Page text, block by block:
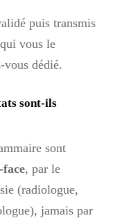
puis transmis
vous le
vous dédié.
sont-ils
sont
, par le
(radiologue,
jamais par